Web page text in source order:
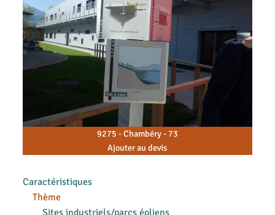
9275 - Chambéry - 73
Ajouter au devis
Caractéristiques
Thème
Sites industriels/parcs éoliens